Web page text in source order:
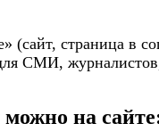
(сайт, страница в
СМИ,
на